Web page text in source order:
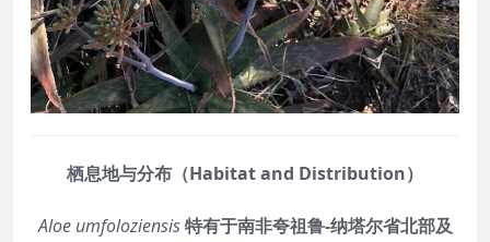
栖息地与分布（Habitat and Distribution）
Aloe umfoloziensis 特有于南非夸祖鲁‑纳塔尔省北部及